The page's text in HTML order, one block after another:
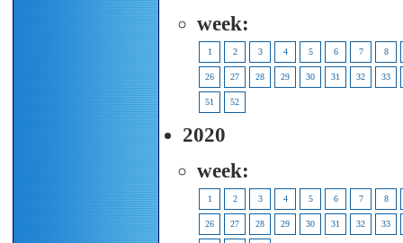
week:
1 2 3 4 5 6 7 8
26 27 28 29 30 31 32 33
51 52
2020
week:
1 2 3 4 5 6 7 8
26 27 28 29 30 31 32 33